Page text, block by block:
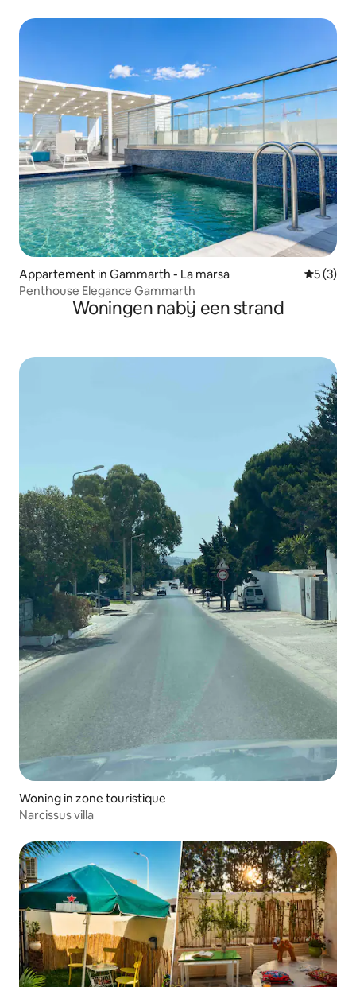
Appartement in Gammarth - La marsa
5 (3)
Penthouse Elegance Gammarth
Woningen nabij een strand
Woning in zone touristique
Narcissus villa